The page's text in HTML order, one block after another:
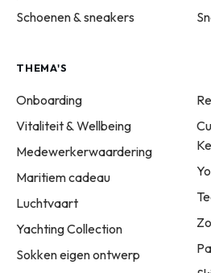
Schoenen & sneakers
THEMA'S
Onboarding
Vitaliteit & Wellbeing
Medewerkerwaardering
Maritiem cadeau
Luchtvaart
Yachting Collection
Sokken eigen ontwerp